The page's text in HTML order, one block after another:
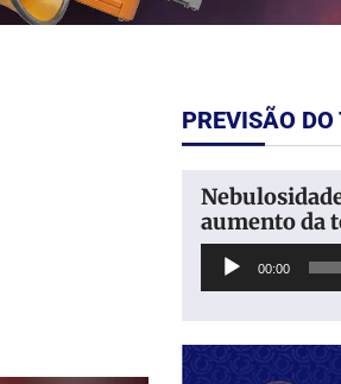
PREVISÃO
aumento da
Tocador
00:00